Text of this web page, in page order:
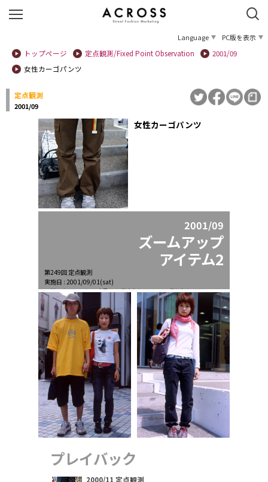
Language
PC版を表示
トップページ
定点観測/Fixed Point Observation
2001/09
女性カーゴパンツ
定点観測
2001/09
女性カーゴパンツ
2001/09
ズームアップ
アイテム2
第249回 定点観測
実施日 : 2001/09/01(sat)
天候 : 晴れ、のち一時曇り、最高気温29.3℃、最低気温℃
プレイバック
2000/11 定点観測